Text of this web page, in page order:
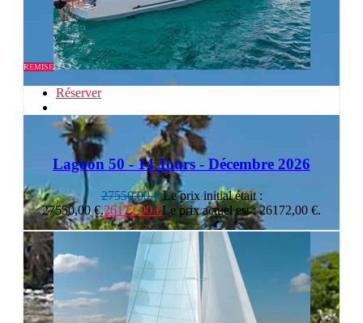
REMISE
Réserver
Lagoon 50 - 14 Jours - Décembre 2026
27550,00€ Le prix initial était :
27550,00 €.26172,00 €Le prix actuel est : 26172,00 €.